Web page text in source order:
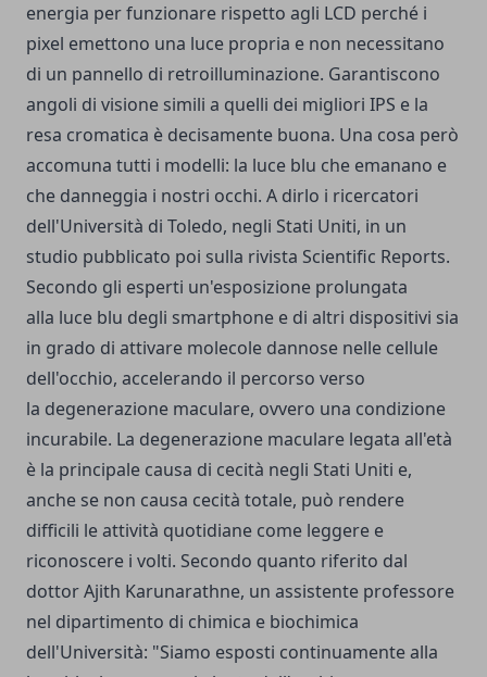
energia per funzionare rispetto agli LCD perché i
pixel emettono una luce propria e non necessitano
di un pannello di retroilluminazione. Garantiscono
angoli di visione simili a quelli dei migliori IPS e la
resa cromatica è decisamente buona. Una cosa però
accomuna tutti i modelli: la luce blu che emanano e
che danneggia i nostri occhi. A dirlo i ricercatori
dell'Università di Toledo, negli Stati Uniti, in un
studio pubblicato poi sulla rivista Scientific Reports.
Secondo gli esperti un'esposizione prolungata
alla luce blu degli smartphone e di altri dispositivi sia
in grado di attivare molecole dannose nelle cellule
dell'occhio, accelerando il percorso verso
la degenerazione maculare, ovvero una condizione
incurabile. La degenerazione maculare legata all'età
è la principale causa di cecità negli Stati Uniti e,
anche se non causa cecità totale, può rendere
difficili le attività quotidiane come leggere e
riconoscere i volti. Secondo quanto riferito dal
dottor Ajith Karunarathne, un assistente professore
nel dipartimento di chimica e biochimica
dell'Università: "Siamo esposti continuamente alla